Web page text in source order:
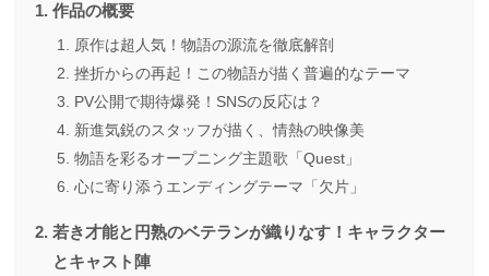
作品の概要
原作は超人気！物語の源流を徹底解剖
挫折からの再起！この物語が描く普遍的なテーマ
PV公開で期待爆発！SNSの反応は？
新進気鋭のスタッフが描く、情熱の映像美
物語を彩るオープニング主題歌「Quest」
心に寄り添うエンディングテーマ「欠片」
若き才能と円熟のベテランが織りなす！キャラクター
とキャスト陣